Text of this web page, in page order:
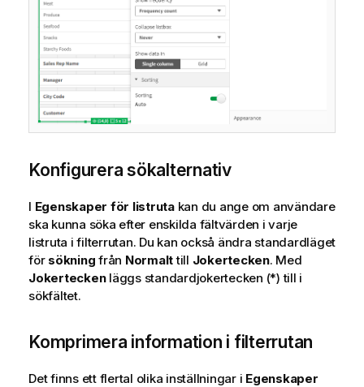
Konfigurera sökalternativ
I Egenskaper för listrutakan du ange om användare
ska kunna söka efter enskilda fältvärden i varje
listruta i filterrutan. Du kan också ändra standardläget
för sökning från Normalttill Jokertecken. Med
Jokerteckenläggs standardjokertecken (*) till i
sökfältet.
Komprimera information i filterrutan
Det finns ett flertal olika inställningar i Egenskaper